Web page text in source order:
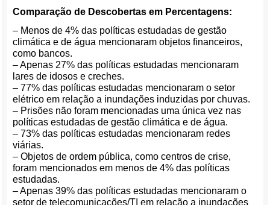
Comparação de Descobertas em Percentagens:
– Menos de 4% das políticas estudadas de gestão
climática e de água mencionaram objetos financeiros,
como bancos.
– Apenas 27% das políticas estudadas mencionaram
lares de idosos e creches.
– 77% das políticas estudadas mencionaram o setor
elétrico em relação a inundações induzidas por chuvas.
– Prisões não foram mencionadas uma única vez nas
políticas estudadas de gestão climática e de água.
– 73% das políticas estudadas mencionaram redes
viárias.
– Objetos de ordem pública, como centros de crise,
foram mencionados em menos de 4% das políticas
estudadas.
– Apenas 39% das políticas estudadas mencionaram o
setor de telecomunicações/TI em relação a inundações